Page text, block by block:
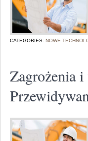
CATEGORIES: NOWE
Zagrożenia